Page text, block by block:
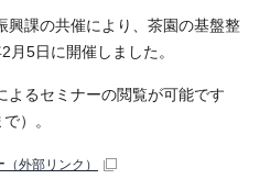
興課の共催により、茶園の基盤整
月5日に開催しました。
よるセミナーの閲覧が可能です
）。
（外部リンク）